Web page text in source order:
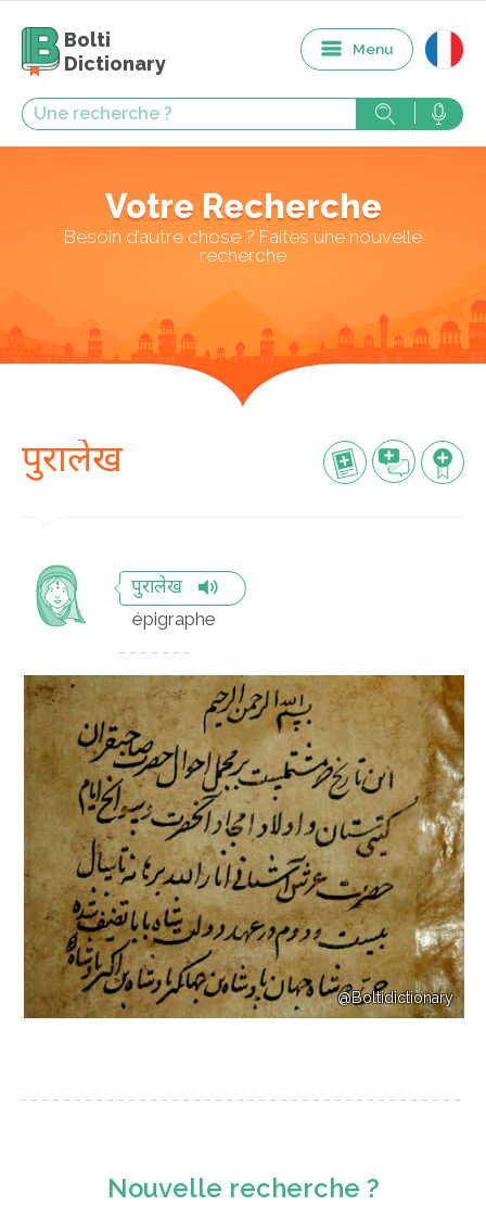
Bolti
Dictionary
Menu
Votre Recherche
Besoin d’autre chose ? Faites une nouvelle
recherche
पुरालेख
पुरालेख
épigraphe
@Boltidictionary
Nouvelle recherche ?